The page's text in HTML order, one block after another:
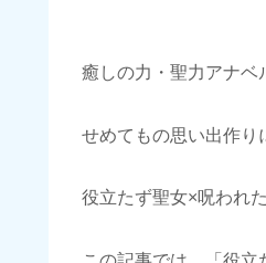
癒しの力・聖力アナベ
せめてもの思い出作
役立たず聖女×呪われ